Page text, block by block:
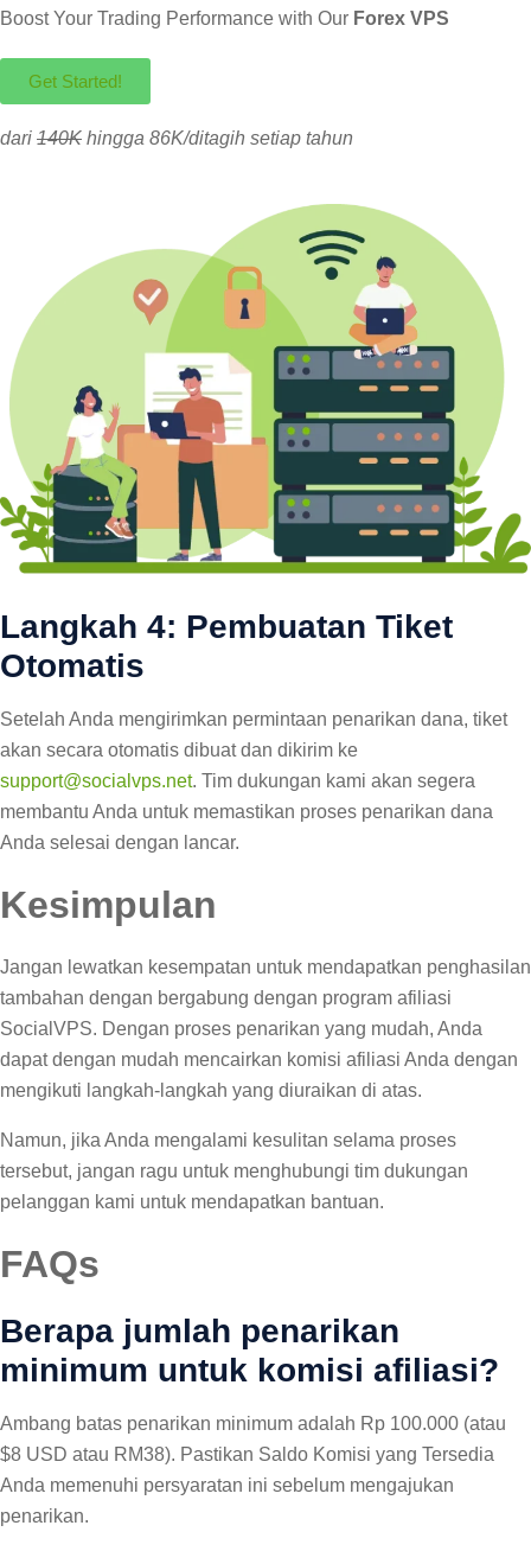
Boost Your Trading Performance with Our Forex VPS
Get Started!
dari 140K hingga 86K/ditagih setiap tahun
Langkah 4: Pembuatan Tiket
Otomatis
Setelah Anda mengirimkan permintaan penarikan dana, tiket
akan secara otomatis dibuat dan dikirim ke
support@socialvps.net. Tim dukungan kami akan segera
membantu Anda untuk memastikan proses penarikan dana
Anda selesai dengan lancar.
Kesimpulan
Jangan lewatkan kesempatan untuk mendapatkan penghasilan
tambahan dengan bergabung dengan program afiliasi
SocialVPS. Dengan proses penarikan yang mudah, Anda
dapat dengan mudah mencairkan komisi afiliasi Anda dengan
mengikuti langkah-langkah yang diuraikan di atas.
Namun, jika Anda mengalami kesulitan selama proses
tersebut, jangan ragu untuk menghubungi tim dukungan
pelanggan kami untuk mendapatkan bantuan.
FAQs
Berapa jumlah penarikan
minimum untuk komisi afiliasi?
Ambang batas penarikan minimum adalah Rp 100.000 (atau
$8 USD atau RM38). Pastikan Saldo Komisi yang Tersedia
Anda memenuhi persyaratan ini sebelum mengajukan
penarikan.